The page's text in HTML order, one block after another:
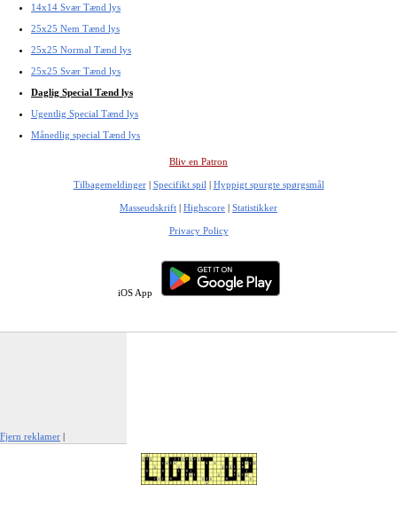
14x14 Svær Tænd lys
25x25 Nem Tænd lys
25x25 Normal Tænd lys
25x25 Svær Tænd lys
Daglig Special Tænd lys
Ugentlig Special Tænd lys
Månedlig special Tænd lys
Bliv en Patron
Tilbagemeldinger| Specifikt spil | Hyppigt spurgte spørgsmål
Masseudskrift | Highscore | Statistikker
Privacy Policy
iOS App
Fjern reklamer |